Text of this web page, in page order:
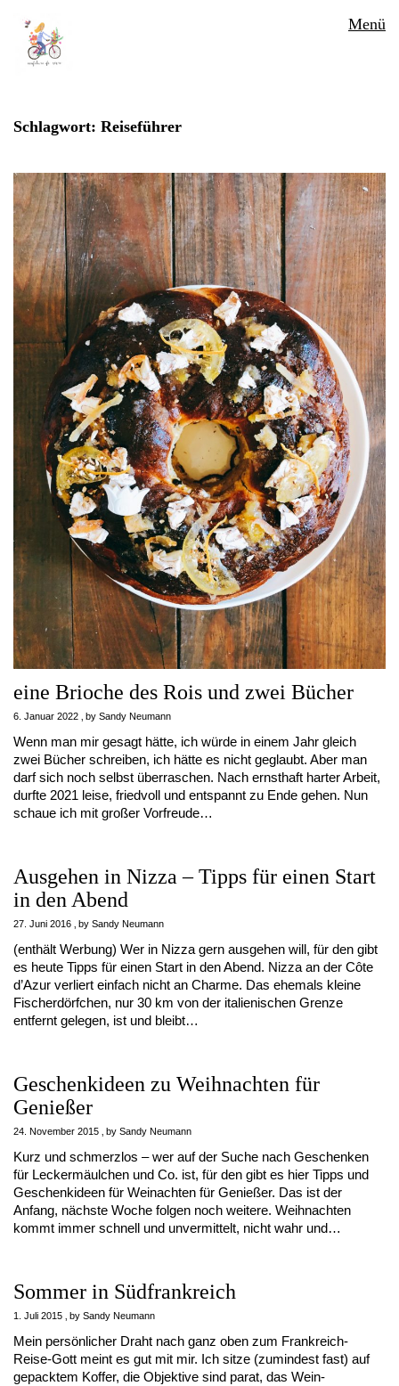
Menü
Schlagwort: Reiseführer
eine Brioche des Rois und zwei Bücher
6. Januar 2022 by Sandy Neumann
Wenn man mir gesagt hätte, ich würde in einem Jahr gleich
zwei Bücher schreiben, ich hätte es nicht geglaubt. Aber man
darf sich noch selbst überraschen. Nach ernsthaft harter Arbeit,
durfte 2021 leise, friedvoll und entspannt zu Ende gehen. Nun
schaue ich mit großer Vorfreude…
Ausgehen in Nizza – Tipps für einen Start
in den Abend
27. Juni 2016 by Sandy Neumann
(enthält Werbung) Wer in Nizza gern ausgehen will, für den gibt
es heute Tipps für einen Start in den Abend. Nizza an der Côte
d’Azur verliert einfach nicht an Charme. Das ehemals kleine
Fischerdörfchen, nur 30 km von der italienischen Grenze
entfernt gelegen, ist und bleibt…
Geschenkideen zu Weihnachten für
Genießer
24. November 2015 by Sandy Neumann
Kurz und schmerzlos – wer auf der Suche nach Geschenken
für Leckermäulchen und Co. ist, für den gibt es hier Tipps und
Geschenkideen für Weinachten für Genießer. Das ist der
Anfang, nächste Woche folgen noch weitere. Weihnachten
kommt immer schnell und unvermittelt, nicht wahr und…
Sommer in Südfrankreich
1. Juli 2015 by Sandy Neumann
Mein persönlicher Draht nach ganz oben zum Frankreich-
Reise-Gott meint es gut mit mir. Ich sitze (zumindest fast) auf
gepacktem Koffer, die Objektive sind parat, das Wein-